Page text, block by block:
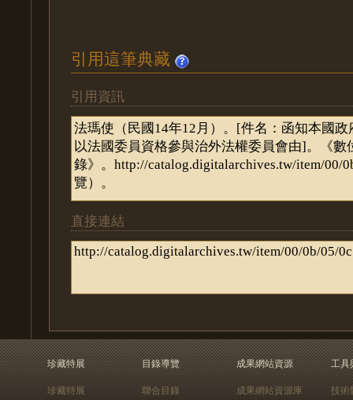
引用這筆典藏
引用資訊
直接連結
珍藏特展
珍藏特展
目錄導覽
聯合目錄
成果網站資源
成果網站資源庫
工具
技術